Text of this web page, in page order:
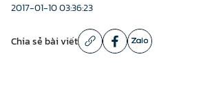
2017-01-10 03:36:23
Chia sẻ bài viết